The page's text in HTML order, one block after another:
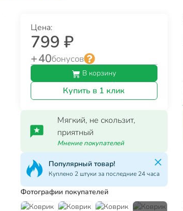
Цена:
799 ₽
+ 40бонусов
В корзину
Купить в 1 клик
Мягкий, не скользит,
приятный
Мнение покупателей
Популярный товар!
Куплено 2 штуки за последние 24 часа
Фотографии покупателей